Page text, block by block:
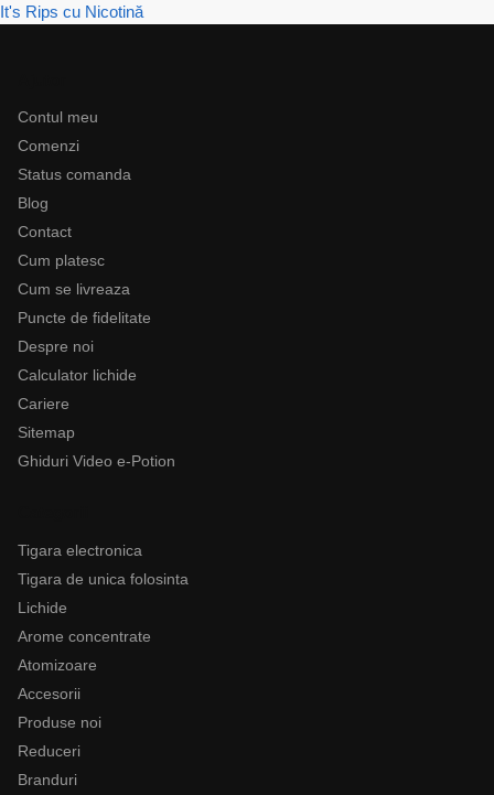
It's Rips cu Nicotină
Contul meu
Comenzi
Status comanda
Blog
Contact
Cum platesc
Cum se livreaza
Puncte de fidelitate
Despre noi
Calculator lichide
Cariere
Sitemap
Ghiduri Video e-Potion
Tigara electronica
Tigara de unica folosinta
Lichide
Arome concentrate
Atomizoare
Accesorii
Produse noi
Reduceri
Branduri